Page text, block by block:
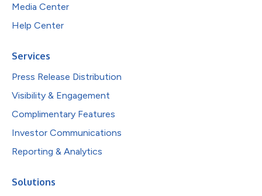
Media Center
Help Center
Services
Press Release Distribution
Visibility & Engagement
Complimentary Features
Investor Communications
Reporting & Analytics
Solutions